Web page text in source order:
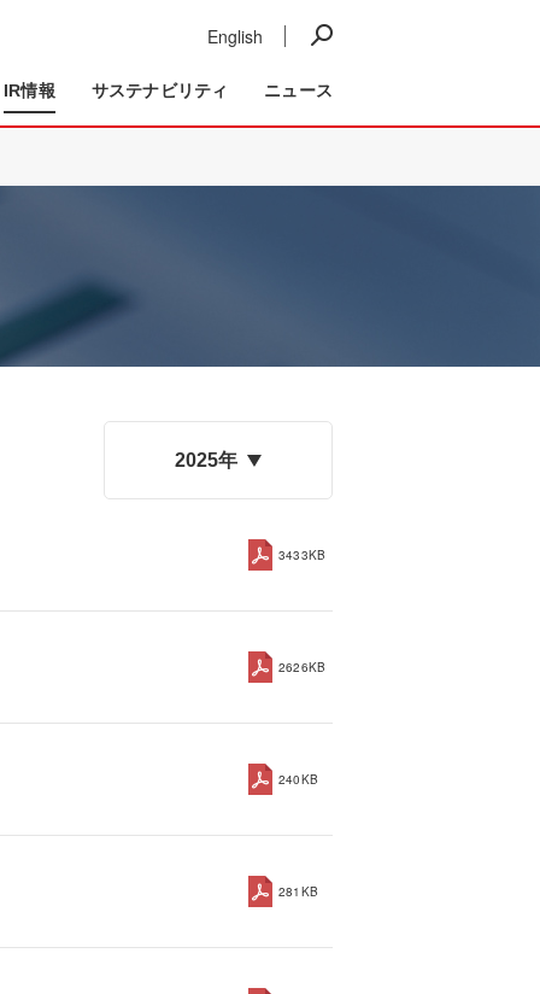
English
IR情報 事業紹介
IR情報 サステナビリティ ニュース
2025年
3433KB
2626KB
240KB
281KB